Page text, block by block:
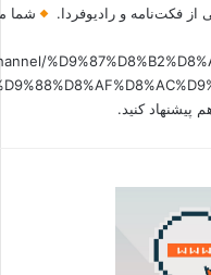
فکت‌نامه و رادیوفردا.
شما
پیشنهاد کنید.